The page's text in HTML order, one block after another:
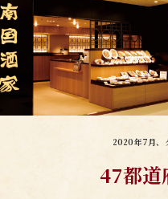
2020年7月、
47都道